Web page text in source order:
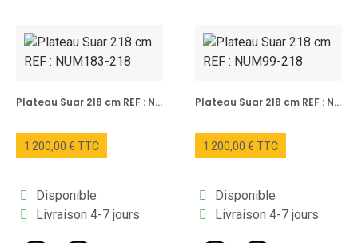
Plateau Suar 218 cm REF : NUM183-218
1 200,00 € TTC
Disponible
Livraison 4-7 jours
Plateau Suar 218 cm REF : NUM99-218
1 200,00 € TTC
Disponible
Livraison 4-7 jours